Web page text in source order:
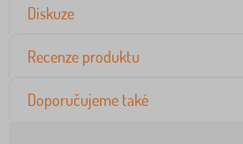
Diskuze
Recenze produktu
Doporučujeme také